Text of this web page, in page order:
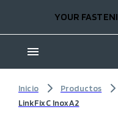
YOUR
Inicio Productos
LinkFix C Inox A2